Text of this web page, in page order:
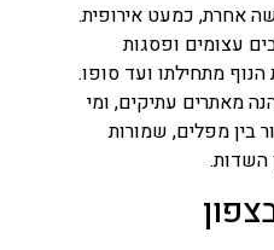
אחרת, כמעט אירופית.
עצומים ופסגות
מתחילתו ועד סופו.
מאתרים עתיקים, ומי
בין מפלים, שמורות
השדות.